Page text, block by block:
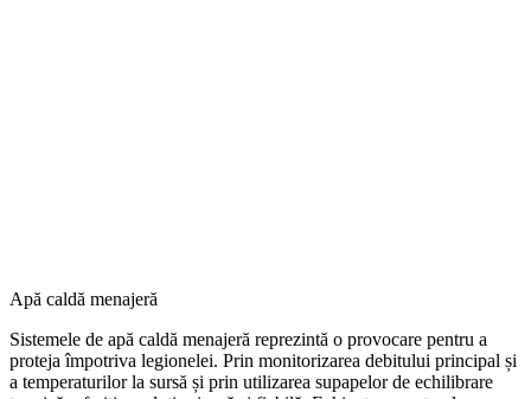
Apă caldă menajeră
Sistemele de apă caldă menajeră reprezintă o provocare pentru a
proteja împotriva legionelei. Prin monitorizarea debitului principal și
a temperaturilor la sursă și prin utilizarea supapelor de echilibrare